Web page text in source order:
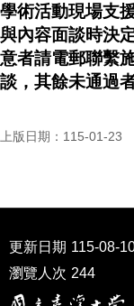
本
所
簡
介
所
博
班
碩
士
學術活動現場支
與內容面談時決
意者請電郵聯繫
談，其餘未通過
上版日期：115-01-23
更新日期 115-08-
瀏覽人次 244